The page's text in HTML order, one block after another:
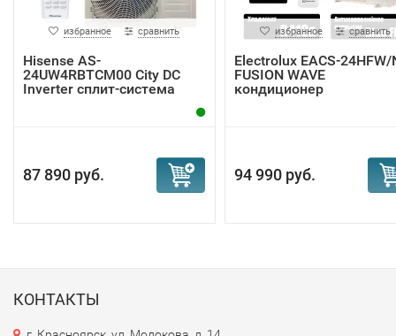
избранное сравнить
Hisense AS-
24UW4RBTCM00 City DC
Inverter сплит-система
87 890 руб.
избранное сравнить
Electrolux EACS-24HFW/
FUSION WAVE
кондиционер
94 990 руб.
КОНТАКТЫ